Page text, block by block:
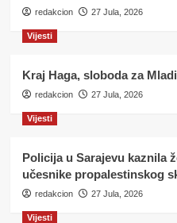
redakcion 27 Jula, 2026
Vijesti
Kraj Haga, sloboda za
redakcion 27 Jula, 2026
Vijesti
Policija u Sarajevu kaznila
učesnike propalestinskog
redakcion 27 Jula, 2026
Vijesti